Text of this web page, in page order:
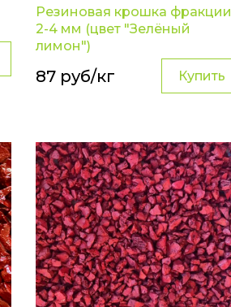
Резиновая крошка фракции
2-4 мм (цвет "Зелёный
лимон")
87 руб/кг Купить